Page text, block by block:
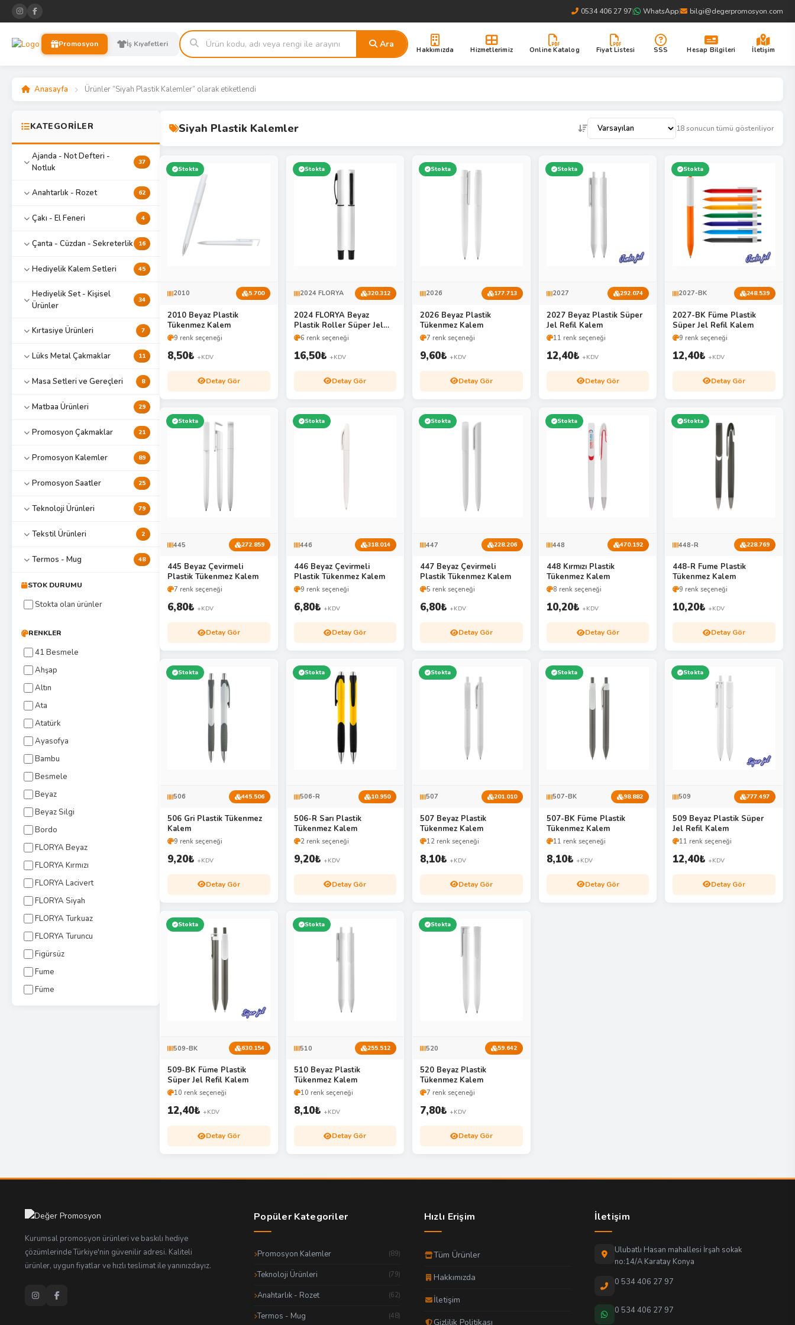
0534 406 27 97| WhatsApp| bilgi@degerpromosyon.com
Promosyon İş Kıyafetleri Ara
Hakkımızda Hizmetlerimiz Online Katalog Fiyat Listesi SSS Hesap Bilgileri İletişim
Anasayfa Ürünler “Siyah Plastik Kalemler” olarak etiketlendi
KATEGORİLER
Ajanda - Not Defteri -
Notluk
37
Anahtarlık - Rozet 62
Çakı - El Feneri 4
Çanta - Cüzdan - Sekreterlik 16
Hediyelik Kalem Setleri 45
Hediyelik Set - Kişisel
Ürünler
34
Kırtasiye Ürünleri 7
Lüks Metal Çakmaklar 11
Masa Setleri ve Gereçleri 8
Matbaa Ürünleri 29
Promosyon Çakmaklar 21
Promosyon Kalemler 89
Promosyon Saatler 25
Teknoloji Ürünleri 79
Tekstil Ürünleri 2
Termos - Mug 48
STOK DURUMU
Stokta olan ürünler
RENKLER
41 Besmele
Ahşap
Altın
Ata
Atatürk
Ayasofya
Bambu
Besmele
Beyaz
Beyaz Silgi
Bordo
FLORYA Beyaz
FLORYA Kırmızı
FLORYA Lacivert
FLORYA Siyah
FLORYA Turkuaz
FLORYA Turuncu
Figürsüz
Fume
Füme
Siyah Plastik Kalemler 18 sonucun tümü gösteriliyor
Stokta
2010 5.700
2010 Beyaz Plastik
Tükenmez Kalem
9 renk seçeneği
8,50₺ +KDV
Detay Gör
Stokta
2024 FLORYA 320.312
2024 FLORYA Beyaz
Plastik Roller Süper Jel
Refil Kalem
6 renk seçeneği
16,50₺ +KDV
Detay Gör
Stokta
2026 177.713
2026 Beyaz Plastik
Tükenmez Kalem
7 renk seçeneği
9,60₺ +KDV
Detay Gör
Stokta
2027 292.074
2027 Beyaz Plastik Süper
Jel Refil Kalem
11 renk seçeneği
12,40₺ +KDV
Detay Gör
Stokta
2027-BK 248.539
2027-BK Füme Plastik
Süper Jel Refil Kalem
9 renk seçeneği
12,40₺ +KDV
Detay Gör
Stokta
445 272.859
445 Beyaz Çevirmeli
Plastik Tükenmez Kalem
7 renk seçeneği
6,80₺ +KDV
Detay Gör
Stokta
446 318.014
446 Beyaz Çevirmeli
Plastik Tükenmez Kalem
9 renk seçeneği
6,80₺ +KDV
Detay Gör
Stokta
447 228.206
447 Beyaz Çevirmeli
Plastik Tükenmez Kalem
5 renk seçeneği
6,80₺ +KDV
Detay Gör
Stokta
448 470.192
448 Kırmızı Plastik
Tükenmez Kalem
8 renk seçeneği
10,20₺ +KDV
Detay Gör
Stokta
448-R 228.769
448-R Fume Plastik
Tükenmez Kalem
9 renk seçeneği
10,20₺ +KDV
Detay Gör
Stokta
506 445.506
506 Gri Plastik Tükenmez
Kalem
9 renk seçeneği
9,20₺ +KDV
Detay Gör
Stokta
506-R 10.950
506-R Sarı Plastik
Tükenmez Kalem
2 renk seçeneği
9,20₺ +KDV
Detay Gör
Stokta
507 201.010
507 Beyaz Plastik
Tükenmez Kalem
12 renk seçeneği
8,10₺ +KDV
Detay Gör
Stokta
507-BK 98.882
507-BK Füme Plastik
Tükenmez Kalem
11 renk seçeneği
8,10₺ +KDV
Detay Gör
Stokta
509 777.497
509 Beyaz Plastik Süper
Jel Refil Kalem
11 renk seçeneği
12,40₺ +KDV
Detay Gör
Stokta
509-BK 630.154
509-BK Füme Plastik
Süper Jel Refil Kalem
10 renk seçeneği
12,40₺ +KDV
Detay Gör
Stokta
510 255.512
510 Beyaz Plastik
Tükenmez Kalem
10 renk seçeneği
8,10₺ +KDV
Detay Gör
Stokta
520 59.642
520 Beyaz Plastik
Tükenmez Kalem
7 renk seçeneği
7,80₺ +KDV
Detay Gör
Kurumsal promosyon ürünleri ve baskılı hediye
çözümlerinde Türkiye'nin güvenilir adresi. Kaliteli
ürünler, uygun fiyatlar ve hızlı teslimat ile yanınızdayız.
Popüler Kategoriler
Promosyon Kalemler (89)
Teknoloji Ürünleri (79)
Anahtarlık - Rozet (62)
Termos - Mug (48)
Hızlı Erişim
Tüm Ürünler
Hakkımızda
İletişim
Gizlilik Politikası
İletişim
Ulubatlı Hasan mahallesi İrşah sokak
no:14/A Karatay Konya
0 534 406 27 97
0 534 406 27 97